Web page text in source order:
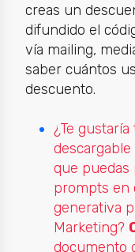
creas un
difundido el
vía mailing,
saber cuántos
descuento.
¿Te
que puedas
prompts en
generativa
Marketing?
documento